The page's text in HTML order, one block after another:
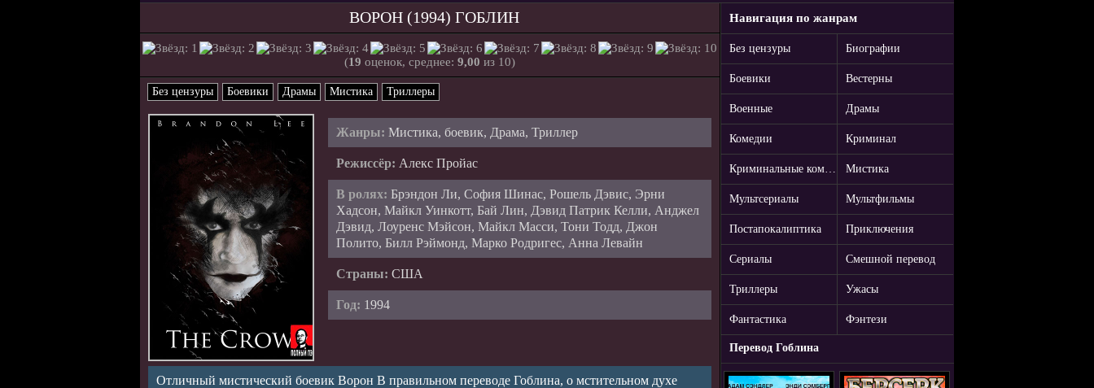
Навигация по жанрам
Без цензуры Биографии
Боевики Вестерны
Военные Драмы
Комедии Криминал
Криминальные комедии Мистика
Мультсериалы Мультфильмы
Постапокалиптика Приключения
Сериалы Смешной перевод
Триллеры Ужасы
Фантастика Фэнтези
Перевод Гоблина
ВОРОН (1994) ГОБЛИН
(19 оценок, среднее: 9,00 из 10)
Без цензуры Боевики Драмы Мистика Триллеры
Жанры: Мистика, боевик, Драма, Триллер
Режиссёр: Алекс Пройас
В ролях: Брэндон Ли, София Шинас, Рошель Дэвис, Эрни
Хадсон, Майкл Уинкотт, Бай Лин, Дэвид Патрик Келли, Анджел
Дэвид, Лоуренс Мэйсон, Майкл Масси, Тони Тодд, Джон
Полито, Билл Рэймонд, Марко Родригес, Анна Левайн
Страны: США
Год: 1994
Отличный мистический боевик Ворон В правильном переводе Гоблина, о мстительном духе